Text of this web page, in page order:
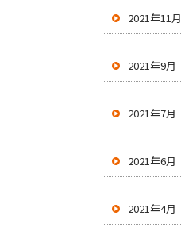
2021年11月
2021年9月
2021年7月
2021年6月
2021年4月